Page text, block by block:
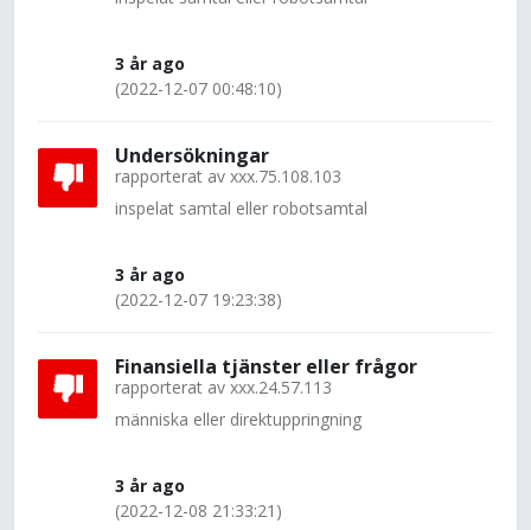
3 år ago
(2022-12-07 00:48:10)
Undersökningar
rapporterat av xxx.75.108.103
inspelat samtal eller robotsamtal
3 år ago
(2022-12-07 19:23:38)
Finansiella tjänster eller frågor
rapporterat av xxx.24.57.113
människa eller direktuppringning
3 år ago
(2022-12-08 21:33:21)